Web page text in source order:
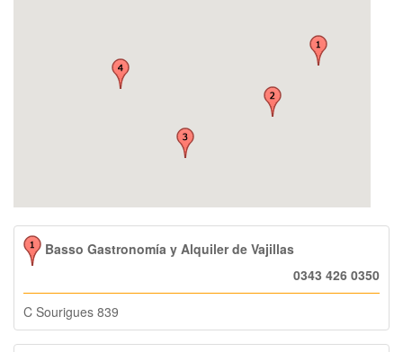
Basso Gastronomía y Alquiler de Vajillas
0343 426 0350
C Sourigues 839